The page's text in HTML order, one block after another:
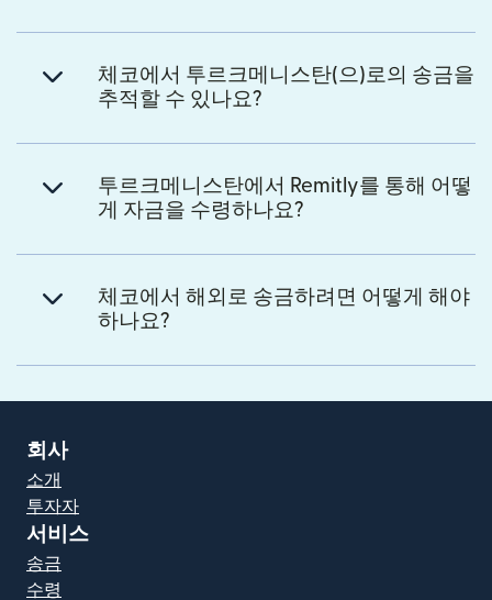
체코에서 투르크메니스탄(으)로의 송금을
추적할 수 있나요?
투르크메니스탄에서 Remitly를 통해 어떻
게 자금을 수령하나요?
체코에서 해외로 송금하려면 어떻게 해야
하나요?
회사
소개
투자자
서비스
송금
수령